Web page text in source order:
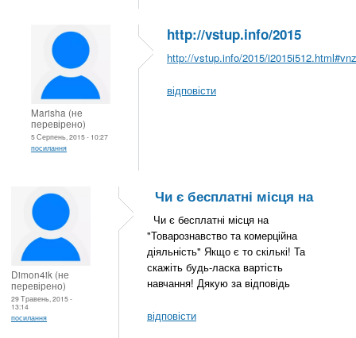
Marisha (не
перевірено)
5 Серпень, 2015 - 10:27
посилання
http://vstup.info/2015
http://vstup.info/2015/i2015i512.html#vnz
відповісти
Dimon4ik (не
перевірено)
29 Травень, 2015 -
13:14
посилання
Чи є бесплатні місця на
Чи є бесплатні місця на
"Товарознавство та комерційна
діяльність" Якщо є то скількі! Та
скажіть будь-ласка вартість
навчання! Дякую за відповідь
відповісти